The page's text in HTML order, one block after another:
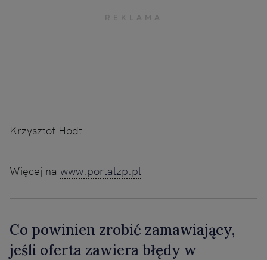
Krzysztof Hodt
Więcej na www.portalzp.pl
Co powinien zrobić zamawiający,
jeśli oferta zawiera błędy w